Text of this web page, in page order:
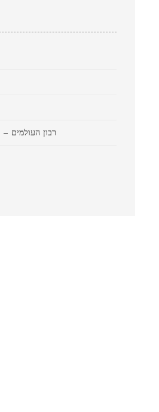
Ribon Haolamim – רבון העולמים